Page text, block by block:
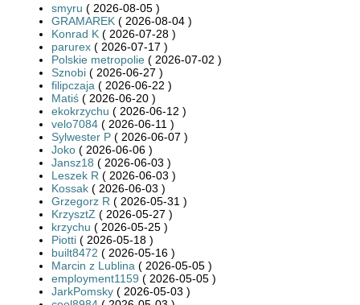
smyru ( 2026-08-05 )
GRAMAREK ( 2026-08-04 )
Konrad K ( 2026-07-28 )
parurex ( 2026-07-17 )
Polskie metropolie ( 2026-07-02 )
Sznobi ( 2026-06-27 )
filipczaja ( 2026-06-22 )
Matiś ( 2026-06-20 )
ekokrzychu ( 2026-06-12 )
velo7084 ( 2026-06-11 )
Sylwester P ( 2026-06-07 )
Joko ( 2026-06-06 )
Jansz18 ( 2026-06-03 )
Leszek R ( 2026-06-03 )
Kossak ( 2026-06-03 )
Grzegorz R ( 2026-05-31 )
KrzysztZ ( 2026-05-27 )
krzychu ( 2026-05-25 )
Piotti ( 2026-05-18 )
built8472 ( 2026-05-16 )
Marcin z Lublina ( 2026-05-05 )
employment1159 ( 2026-05-05 )
JarkPomsky ( 2026-05-03 )